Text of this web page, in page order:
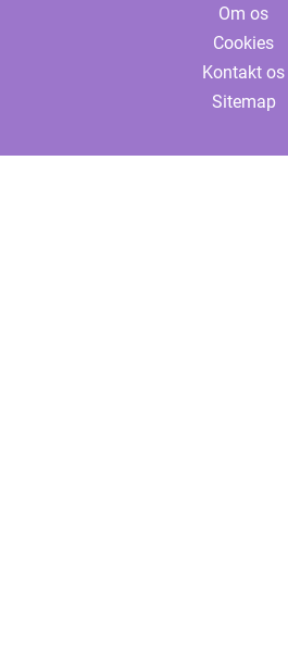
Om os
Cookies
Kontakt os
Sitemap